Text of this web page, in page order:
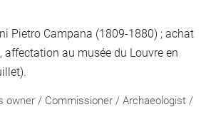
Pietro Campana (1809-1880) ; achat
affectation au musée du Louvre en
owner / Commissioner / Archaeologist /